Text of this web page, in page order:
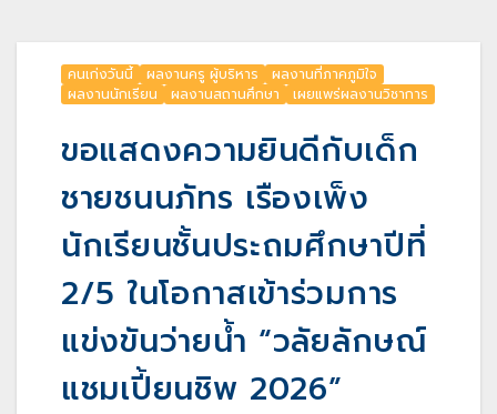
คนเก่งวันนี้ ผลงานครู ผู้บริหาร
ผลงานที่ภาคภูมิใจ
ผลงานนักเรียน
ผลงานสถานศึกษา เผยแพร่ผลงานวิชาการ
ขอแสดงความยินดีกับเด็ก
ชายชนนภัทร เรืองเพ็ง
นักเรียนชั้นประถมศึกษาปีที่
2/5 ในโอกาสเข้าร่วมการ
แข่งขันว่ายน้ำ “วลัยลักษณ์
แชมเปี้ยนชิพ 2026”